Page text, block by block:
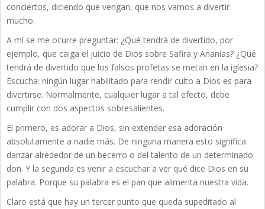
conciertos, diciendo que vengan, que nos vamos a divertir
mucho.
A mí se me ocurre preguntar: ¿Qué tendrá de divertido, por
ejemplo, que caiga el juicio de Dios sobre Safira y Ananías? ¿Qué
tendrá de divertido que los falsos profetas se metan en la iglesia?
Escucha: ningún lugar habilitado para rendir culto a Dios es para
divertirse. Normalmente, cualquier lugar a tal efecto, debe
cumplir con dos aspectos sobresalientes.
El primero, es adorar a Dios, sin extender esa adoración
absolutamente a nadie más. De ninguna manera esto significa
danzar alrededor de un becerro o del talento de un determinado
don. Y la segunda es venir a escuchar a ver qué dice Dios en su
palabra. Porque su palabra es el pan que alimenta nuestra vida.
Claro está que hay un tercer punto que queda supeditado al